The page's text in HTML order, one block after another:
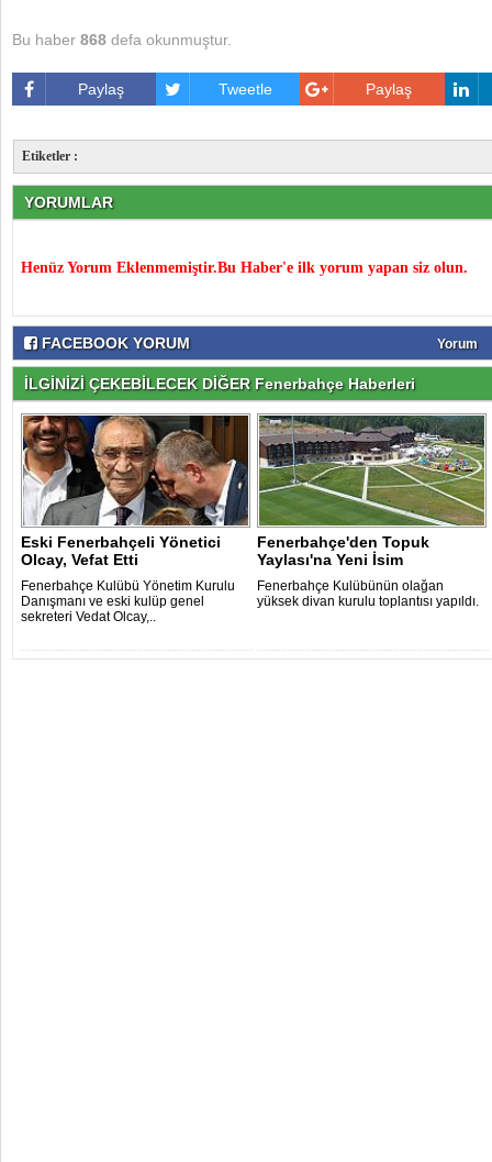
Bu haber 868 defa okunmuştur.
Paylaş Tweetle Paylaş
Etiketler :
YORUMLAR
Henüz Yorum Eklenmemiştir.Bu Haber'e ilk yorum yapan siz olun.
FACEBOOK YORUM Yorum
İLGİNİZİ ÇEKEBİLECEK DİĞER Fenerbahçe Haberleri
Eski Fenerbahçeli Yönetici
Olcay, Vefat Etti
Fenerbahçe Kulübü Yönetim Kurulu
Danışmanı ve eski kulüp genel
sekreteri Vedat Olcay,..
Fenerbahçe'den Topuk
Yaylası'na Yeni İsim
Fenerbahçe Kulübünün olağan
yüksek divan kurulu toplantısı yapıldı.